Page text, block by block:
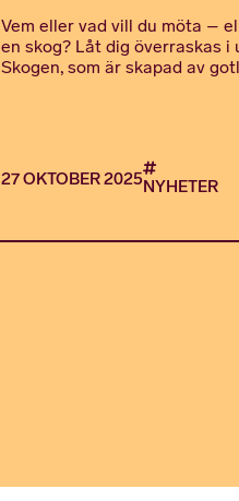
Vem eller vad vill du möta –
en skog? Låt dig överraskas i
Skogen, som är skapad av
27 OKTOBER 2025NYHETER